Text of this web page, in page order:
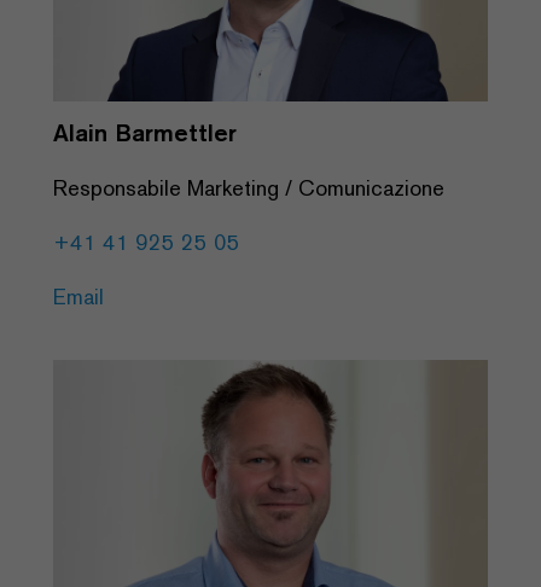
Alain Barmettler
Responsabile Marketing / Comunicazione
+41 41 925 25 05
Email